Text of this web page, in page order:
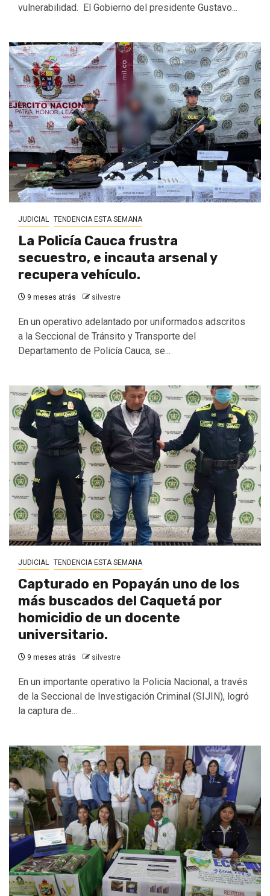
vulnerabilidad. ​ El Gobierno del presidente Gustavo...
JUDICIAL TENDENCIA ESTA SEMANA
La Policía Cauca frustra
secuestro, e incauta arsenal y
recupera vehículo.
9 meses atrás silvestre
En un operativo adelantado por uniformados adscritos
a la Seccional de Tránsito y Transporte del
Departamento de Policía Cauca, se...
JUDICIAL TENDENCIA ESTA SEMANA
Capturado en Popayán uno de los
más buscados del Caquetá por
homicidio de un docente
universitario.
9 meses atrás silvestre
En un importante operativo la Policía Nacional, a través
de la Seccional de Investigación Criminal (SIJIN), logró
la captura de...